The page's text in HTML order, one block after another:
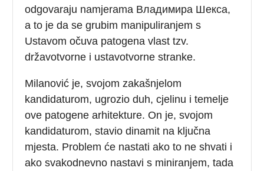
odgovaraju namjerama Владимира Шекса,
a to je da se grubim manipuliranjem s
Ustavom očuva patogena vlast tzv.
državotvorne i ustavotvorne stranke.
Milanović je, svojom zakašnjelom
kandidaturom, ugrozio duh, cjelinu i temelje
ove patogene arhitekture. On je, svojom
kandidaturom, stavio dinamit na ključna
mjesta. Problem će nastati ako to ne shvati i
ako svakodnevno nastavi s miniranjem, tada